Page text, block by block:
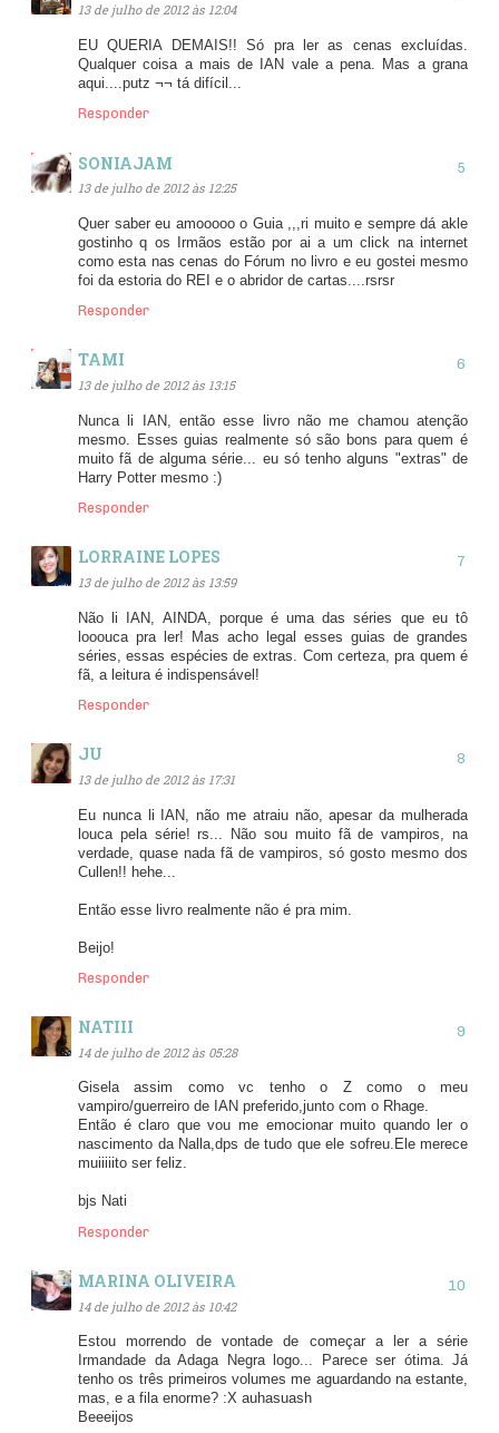
13 de julho de 2012 às 12:04
EU QUERIA DEMAIS!! Só pra ler as cenas excluídas.
Qualquer coisa a mais de IAN vale a pena. Mas a grana
aqui....putz ¬¬ tá difícil...
Responder
SONIAJAM
13 de julho de 2012 às 12:25
Quer saber eu amooooo o Guia ,,,ri muito e sempre dá akle
gostinho q os Irmãos estão por ai a um click na internet
como esta nas cenas do Fórum no livro e eu gostei mesmo
foi da estoria do REI e o abridor de cartas....rsrsr
Responder
TAMI
13 de julho de 2012 às 13:15
Nunca li IAN, então esse livro não me chamou atenção
mesmo. Esses guias realmente só são bons para quem é
muito fã de alguma série... eu só tenho alguns "extras" de
Harry Potter mesmo :)
Responder
LORRAINE LOPES
13 de julho de 2012 às 13:59
Não li IAN, AINDA, porque é uma das séries que eu tô
looouca pra ler! Mas acho legal esses guias de grandes
séries, essas espécies de extras. Com certeza, pra quem é
fã, a leitura é indispensável!
Responder
JU
13 de julho de 2012 às 17:31
Eu nunca li IAN, não me atraiu não, apesar da mulherada
louca pela série! rs... Não sou muito fã de vampiros, na
verdade, quase nada fã de vampiros, só gosto mesmo dos
Cullen!! hehe...
Então esse livro realmente não é pra mim.
Beijo!
Responder
NATIII
14 de julho de 2012 às 05:28
Gisela assim como vc tenho o Z como o meu
vampiro/guerreiro de IAN preferido,junto com o Rhage.
Então é claro que vou me emocionar muito quando ler o
nascimento da Nalla,dps de tudo que ele sofreu.Ele merece
muiiiiito ser feliz.
bjs Nati
Responder
MARINA OLIVEIRA
14 de julho de 2012 às 10:42
Estou morrendo de vontade de começar a ler a série
Irmandade da Adaga Negra logo... Parece ser ótima. Já
tenho os três primeiros volumes me aguardando na estante,
mas, e a fila enorme? :X auhasuash
Beeeijos